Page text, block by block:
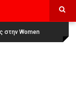
Women
η Εθνική